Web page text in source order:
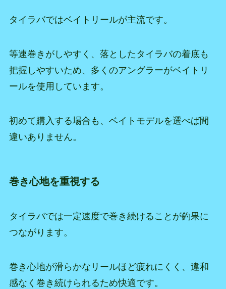
タイラバではベイトリールが主流です。
等速巻きがしやすく、落としたタイラバの着底も
把握しやすいため、多くのアングラーがベイトリ
ールを使用しています。
初めて購入する場合も、ベイトモデルを選べば間
違いありません。
巻き心地を重視する
タイラバでは一定速度で巻き続けることが釣果に
つながります。
巻き心地が滑らかなリールほど疲れにくく、違和
感なく巻き続けられるため快適です。